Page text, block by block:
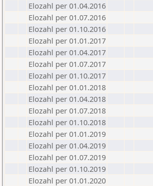
Elozahl per 01.04.2016
Elozahl per 01.07.2016
Elozahl per 01.10.2016
Elozahl per 01.01.2017
Elozahl per 01.04.2017
Elozahl per 01.07.2017
Elozahl per 01.10.2017
Elozahl per 01.01.2018
Elozahl per 01.04.2018
Elozahl per 01.07.2018
Elozahl per 01.10.2018
Elozahl per 01.01.2019
Elozahl per 01.04.2019
Elozahl per 01.07.2019
Elozahl per 01.10.2019
Elozahl per 01.01.2020